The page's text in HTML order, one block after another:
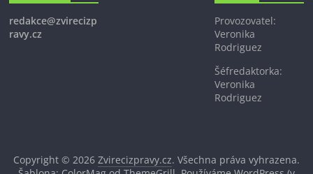
redakce@zvirecizp
ravy.cz
Provozovatel:
Veronika
Rodriguez
Šéfredaktorka:
Veronika
Rodriguez
Copyright © 2026 Zvirecizpravy.cz. Všechna práva vyhrazena.